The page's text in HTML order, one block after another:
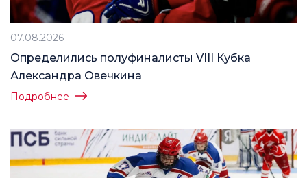
07.08.2026
Определились полуфиналисты VIII Кубка
Александра Овечкина
Подробнее